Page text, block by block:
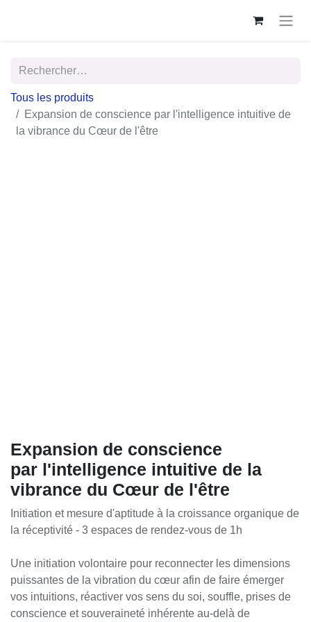
Tous les produits
Expansion de conscience par l'intelligence intuitive
de la vibrance du Cœur de l'être
Expansion de conscience
par l'intelligence intuitive de la
vibrance du Cœur de l'être
Initiation et mesure d'aptitude à la croissance organique
de la réceptivité - 3 espaces de rendez-vous de 1h
Une initiation volontaire pour reconnecter les dimensions
puissantes de la vibration du cœur afin de faire émerger
vos intuitions, réactiver vos sens du soi, souffle, prises de
conscience et souveraineté inhérente au-delà de